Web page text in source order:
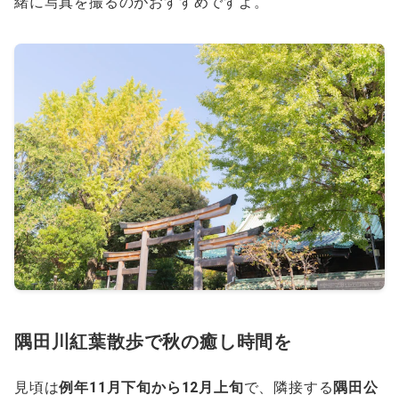
隅田川紅葉散歩で秋の癒し時間を
見頃は例年11月下旬から12月上旬で、隣接する 隅田公